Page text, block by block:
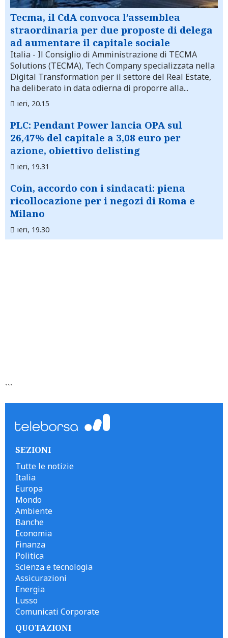
Tecma, il CdA convoca l’assemblea
straordinaria per due proposte di delega
ad aumentare il capitale sociale
Italia - Il Consiglio di Amministrazione di TECMA
Solutions (TECMA), Tech Company specializzata nella
Digital Transformation per il settore del Real Estate,
ha deliberato in data odierna di proporre alla...
ieri, 20.15
PLC: Pendant Power lancia OPA sul
26,47% del capitale a 3,08 euro per
azione, obiettivo delisting
ieri, 19.31
Coin, accordo con i sindacati: piena
ricollocazione per i negozi di Roma e
Milano
ieri, 19.30
```
SEZIONI
Tutte le notizie
Italia
Europa
Mondo
Ambiente
Banche
Economia
Finanza
Politica
Scienza e tecnologia
Assicurazioni
Energia
Lusso
Comunicati Corporate
QUOTAZIONI